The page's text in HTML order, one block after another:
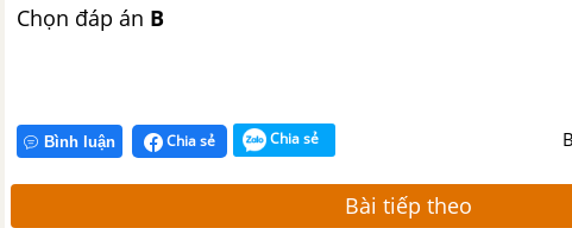
Chọn đáp án B
Bình luận Chia sẻ Chia sẻ
Bài tiếp theo